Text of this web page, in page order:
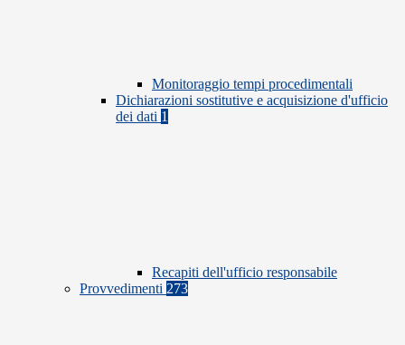
Monitoraggio tempi procedimentali
Dichiarazioni sostitutive e acquisizione d'ufficio
dei dati 1
Recapiti dell'ufficio responsabile
Provvedimenti 273